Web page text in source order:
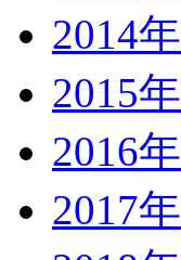
2014年
2015年
2016年
2017年